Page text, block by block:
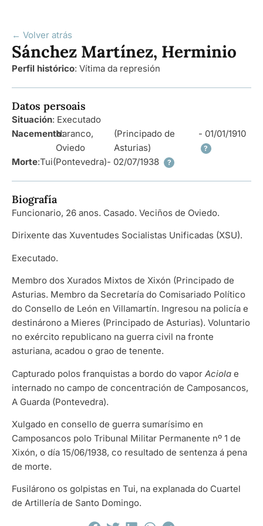
← Volver atrás
Sánchez Martínez, Herminio
Perfil histórico: Vítima da represión
Datos persoais
Situación: Executado
Nacemento:
Naranco,
Oviedo
(Principado de
Asturias)
- 01/01/1910
?
Morte:Tui(Pontevedra)- 02/07/1938 ?
Biografía
Funcionario, 26 anos. Casado. Veciños de Oviedo.
Dirixente das Xuventudes Socialistas Unificadas (XSU).
Executado.
Membro dos Xurados Mixtos de Xixón (Principado de
Asturias. Membro da Secretaría do Comisariado Político
do Consello de León en Villamartín. Ingresou na policía e
destinárono a Mieres (Principado de Asturias). Voluntario
no exército republicano na guerra civil na fronte
asturiana, acadou o grao de tenente.
Capturado polos franquistas a bordo do vapor Aciola e
internado no campo de concentración de Camposancos,
A Guarda (Pontevedra).
Xulgado en consello de guerra sumarísimo en
Camposancos polo Tribunal Militar Permanente nº 1 de
Xixón, o día 15/06/1938, co resultado de sentenza á pena
de morte.
Fusilárono os golpistas en Tui, na explanada do Cuartel
de Artillería de Santo Domingo.